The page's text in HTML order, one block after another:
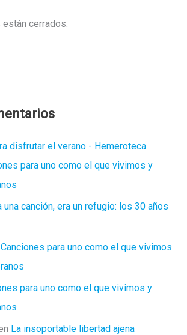
cerrados.
disfrutar el verano - Hemeroteca
para uno como el que vivimos y
una canción, era un refugio: los 30 años
Canciones para uno como el que vivimos
para uno como el que vivimos y
La insoportable libertad ajena